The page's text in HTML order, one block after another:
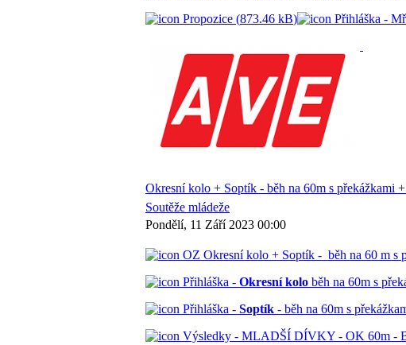
Propozice (873.46 kB) Přihláška -
Okresní kolo + Soptík - běh na 60m s překážkami
Soutěže mládeže
Pondělí, 11 Září 2023 00:00
OZ Okresní kolo + Soptík - běh na 60 m s
Přihláška - Okresní kolo běh na 60m s
Přihláška - Soptík - běh na 60m s
Výsledky - MLADŠÍ DÍVKY - OK 60m -